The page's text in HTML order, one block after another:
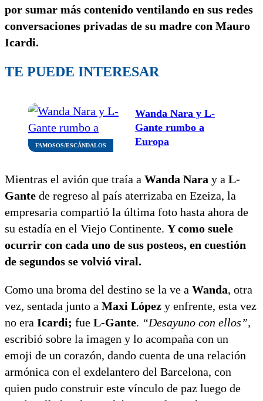
por sumar más contenido ventilando en sus redes
conversaciones privadas de su madre con Mauro
Icardi.
TE PUEDE INTERESAR
FAMOSOS/ESCÁNDALOS
Wanda Nara y L-
Gante rumbo a
Europa
Mientras el avión que traía a Wanda Nara y a L-
Gante de regreso al país aterrizaba en Ezeiza, la
empresaria compartió la última foto hasta ahora de
su estadía en el Viejo Continente. Y como suele
ocurrir con cada uno de sus posteos, en cuestión
de segundos se volvió viral.
Como una broma del destino se la ve a Wanda, otra
vez, sentada junto a Maxi López y enfrente, esta vez
no era Icardi; fue L-Gante. “Desayuno con ellos”,
escribió sobre la imagen y lo acompaña con un
emoji de un corazón, dando cuenta de una relación
armónica con el exdelantero del Barcelona, con
quien pudo construir este vínculo de paz luego de